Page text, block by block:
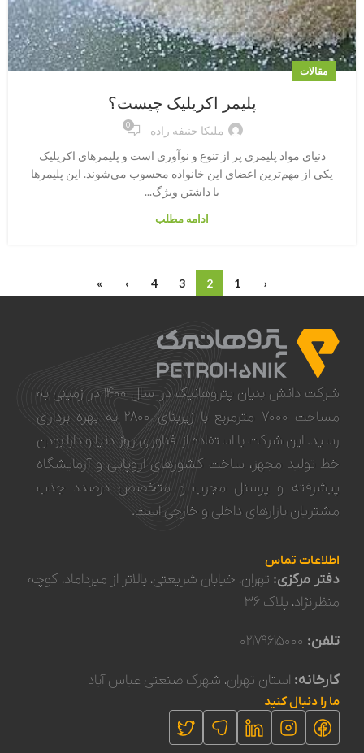
مقالات
پلیمر اکریلیک چیست؟
ملیکا حنیفه راده 0
دنیای مواد پلیمری پر از تنوع و نوآوری است و پلیمرهای اکریلیک
یکی از مهم‌ترین اعضای این خانواده محسوب می‌شوند. این پلیمرها
با داشتن ویژگ...
ادامه مطلب
‹
1
2
3
4
›
»
شرکت دانش بنیان پتروهانیک در سال ۱۴۰۰ در زمینی به
مساحت ۷۰۰۰ مترمربع با زیربنای ۲۸۰۰ به بهره برداری
رسید. این شرکت با استفاده از فناوری روز دنیا و دار‌‌ا‌‌‌‌‌‌‌‌ بودن
خط تولید مجهز، ساخت کشورهای اروپایی و آزمایشگاه
پیشرفته و پرسنل مجرب و متخصص درصدد جذب
مشتریان بازارهای داخلی و خارجی است.
اطلاعات تماس
دفتر مرکزی: تهران، خیابان شریعتی، بالاتر از میرداماد، کوچه
منظرنژاد، پلاک ۳۶
تلفن: ۰۲۱۷۹۶۱۵۰۰۰
کارخانه: استان تهران، شهرک صنعتی عباس آباد
ما را دنبال کنید